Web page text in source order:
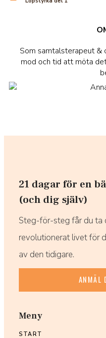
Som samtalsterapeut &
mod och tid att möta
21 dagar för en
(och dig själv)
Steg-för-steg får du ta
revolutionerat livet för
av den tidigare.
ANMÄL
Meny
START